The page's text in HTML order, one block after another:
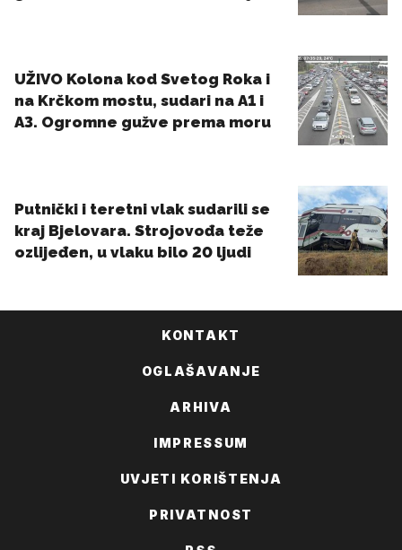
KONTAKT
OGLAŠAVANJE
ARHIVA
IMPRESSUM
UVJETI KORIŠTENJA
PRIVATNOST